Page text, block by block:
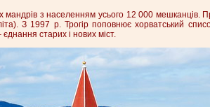
мандрів з населенням усього 12 000 мешканців.
З 1997 р. Трогір поповнює хорватський
старих і нових міст.